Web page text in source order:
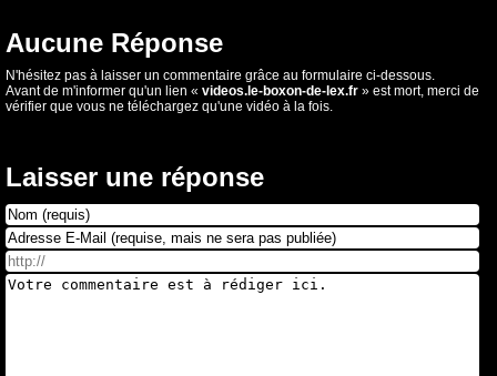
Aucune Réponse
N'hésitez pas à laisser un commentaire grâce au formulaire ci-dessous.
Avant de m'informer qu'un lien « videos.le-boxon-de-lex.fr » est mort, merci de
vérifier que vous ne téléchargez qu'une vidéo à la fois.
Laisser une réponse